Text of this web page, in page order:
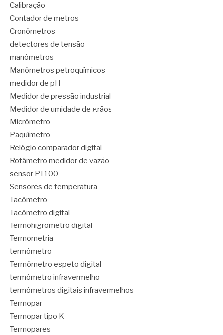
Calibração
Contador de metros
Cronômetros
detectores de tensão
manômetros
Manômetros petroquímicos
medidor de pH
Medidor de pressão industrial
Medidor de umidade de grãos
Micrômetro
Paquímetro
Relógio comparador digital
Rotâmetro medidor de vazão
sensor PT100
Sensores de temperatura
Tacômetro
Tacômetro digital
Termohigrômetro digital
Termometria
termômetro
Termômetro espeto digital
termômetro infravermelho
termômetros digitais infravermelhos
Termopar
Termopar tipo K
Termopares